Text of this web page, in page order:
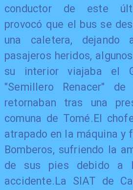
conductor de este
provocó que el bus se
una caletera,
pasajeros heridos,
su interior viajaba el
"Semillero Renacer" de
retornaban tras una
comuna de Tomé.El
atrapado en la máquina y
Bomberos, sufriendo la
de sus pies debido a
accidente.La SIAT de